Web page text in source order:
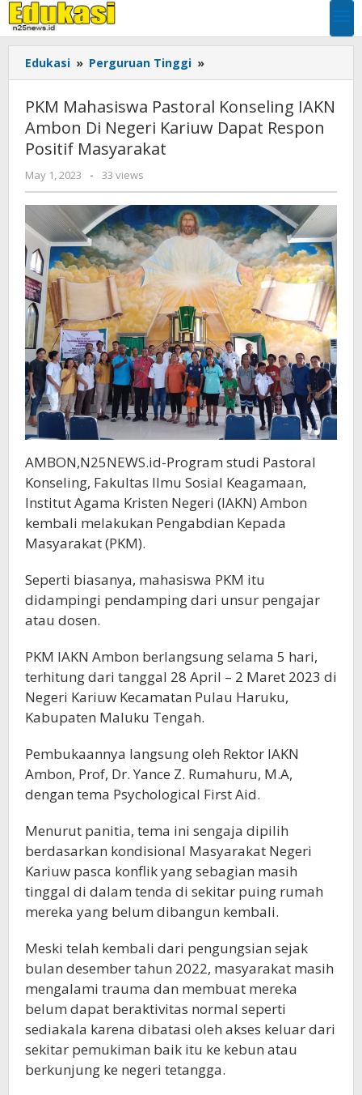
Skip
to
content
Edukasi » Perguruan Tinggi »
Mahasiswa
Konseling
IAKN
Kariuw
Dapat
Respon
Positif
Masyarakat
PKM Mahasiswa Pastoral Konseling IAKN
Ambon Di Negeri Kariuw Dapat Respon
Positif Masyarakat
May 1, 2023
by
EDUKASI
- 33 views
AMBON,N25NEWS.id-Program studi Pastoral
Konseling, Fakultas Ilmu Sosial Keagamaan,
Institut Agama Kristen Negeri (IAKN) Ambon
kembali melakukan Pengabdian Kepada
Masyarakat (PKM).
Seperti biasanya, mahasiswa PKM itu
didampingi pendamping dari unsur pengajar
atau dosen.
PKM IAKN Ambon berlangsung selama 5 hari,
terhitung dari tanggal 28 April – 2 Maret 2023 di
Negeri Kariuw Kecamatan Pulau Haruku,
Kabupaten Maluku Tengah.
Pembukaannya langsung oleh Rektor IAKN
Ambon, Prof, Dr. Yance Z. Rumahuru, M.A,
dengan tema Psychological First Aid.
Menurut panitia, tema ini sengaja dipilih
berdasarkan kondisional Masyarakat Negeri
Kariuw pasca konflik yang sebagian masih
tinggal di dalam tenda di sekitar puing rumah
mereka yang belum dibangun kembali.
Meski telah kembali dari pengungsian sejak
bulan desember tahun 2022, masyarakat masih
mengalami trauma dan membuat mereka
belum dapat beraktivitas normal seperti
sediakala karena dibatasi oleh akses keluar dari
sekitar pemukiman baik itu ke kebun atau
berkunjung ke negeri tetangga.